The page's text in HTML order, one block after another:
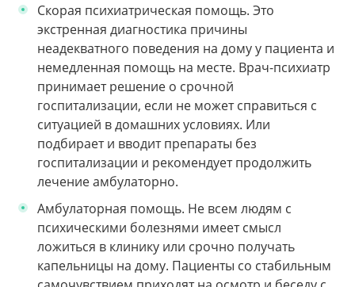
Скорая психиатрическая помощь. Это
экстренная диагностика причины
неадекватного поведения на дому у пациента и
немедленная помощь на месте. Врач-психиатр
принимает решение о срочной
госпитализации, если не может справиться с
ситуацией в домашних условиях. Или
подбирает и вводит препараты без
госпитализации и рекомендует продолжить
лечение амбулаторно.
Амбулаторная помощь. Не всем людям с
психическими болезнями имеет смысл
ложиться в клинику или срочно получать
капельницы на дому. Пациенты со стабильным